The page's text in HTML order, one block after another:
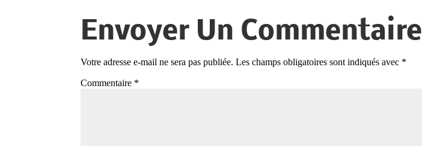
Envoyer Un Commentaire
Votre adresse e-mail ne sera pas publiée. Les champs obligatoires sont indiqués avec *
Commentaire *